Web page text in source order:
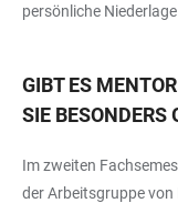
persönliche
GIBT ES
SIE BESONDERS
Im zweiten
der Arbeitsgruppe von